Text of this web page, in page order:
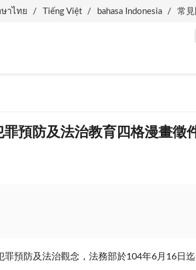
าไทย Tiếng Việt bahasa Indonesia 常
預防及法治教育四格漫畫徵
罪預防及法治觀念，法務部於104年6月16日